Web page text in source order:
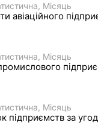
Місяць
авіаційного
Місяць
Місяць
підприємств за